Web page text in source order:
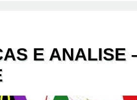
E ANALISE